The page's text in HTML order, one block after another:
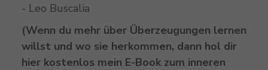
- Leo Buscalia
(Wenn du mehr über Überzeugungen lernen
willst und wo sie herkommen, dann hol dir
hier kostenlos mein E-Book zum inneren